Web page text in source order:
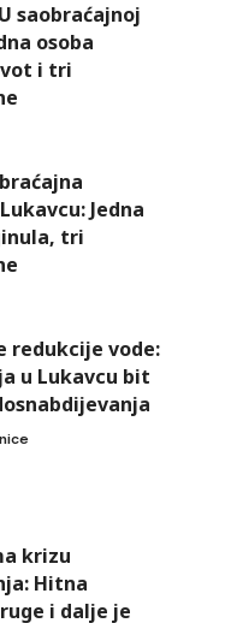
saobraćajnoj
osoba
i tri
Jedna
tri
redukcije vode:
u Lukavcu bit
krizu
Hitna
i dalje je